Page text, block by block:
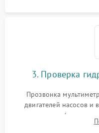
3. Проверка
Прозвонка
двигателей насосов и
прессостата (датчика
концевика дверцы и